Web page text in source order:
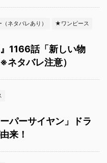
ネタバレあり） ★ワンピース
』1166話「新しい物
ネタバレ注意）
パーサイヤン」ドラ
来！